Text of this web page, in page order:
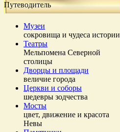
Путеводитель
Музеи
сокровища и чудеса истории
Театры
Мельпомена Северной
столицы
Дворцы и площади
величие города
Церкви и соборы
шедевры зодчества
Мосты
цвет, движение и красота
Невы